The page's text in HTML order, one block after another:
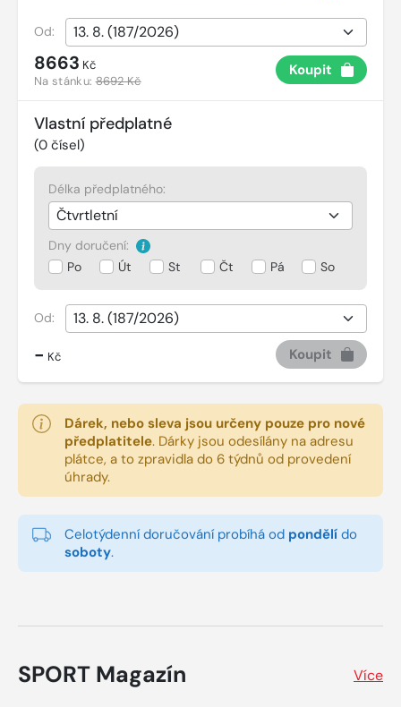
Od:
8663 Kč
Na stánku:8692 Kč
Koupit
Vlastní předplatné
(0 čísel)
Délka předplatného:
Dny doručení:
Po
Út St Čt Pá So
Od:
- Kč Koupit
Dárek, nebo sleva jsou určeny pouze pro nové
předplatitele. Dárky jsou odesílány na adresu
plátce, a to zpravidla do 6 týdnů od provedení
úhrady.
Celotýdenní doručování probíhá od pondělí do
soboty.
SPORT Magazín Více